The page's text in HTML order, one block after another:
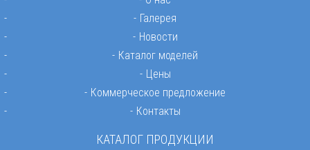
Галерея
Новости
Каталог моделей
Цены
Коммерческое предложение
Контакты
КАТАЛОГ ПРОДУКЦИИ